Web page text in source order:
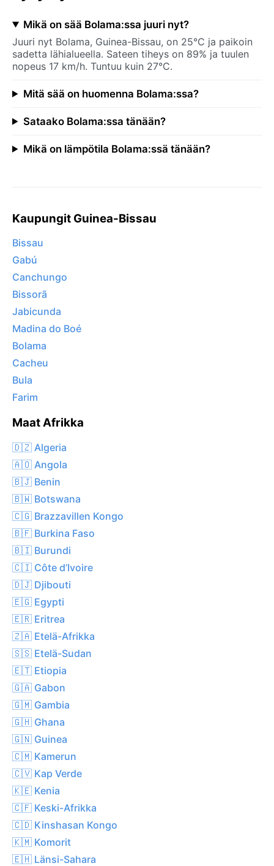
Mikä on sää Bolama:ssa juuri nyt?
Juuri nyt Bolama, Guinea-Bissau, on 25°C ja paikoin
sadetta lähialueella. Sateen tiheys on 89% ja tuulen
nopeus 17 km/h. Tuntuu kuin 27°C.
Mitä sää on huomenna Bolama:ssa?
Sataako Bolama:ssa tänään?
Mikä on lämpötila Bolama:ssä tänään?
Kaupungit Guinea-Bissau
Bissau
Gabú
Canchungo
Bissorã
Jabicunda
Madina do Boé
Bolama
Cacheu
Bula
Farim
Maat Afrikka
🇩🇿 Algeria
🇦🇴 Angola
🇧🇯 Benin
🇧🇼 Botswana
🇨🇬 Brazzavillen Kongo
🇧🇫 Burkina Faso
🇧🇮 Burundi
🇨🇮 Côte d’Ivoire
🇩🇯 Djibouti
🇪🇬 Egypti
🇪🇷 Eritrea
🇿🇦 Etelä-Afrikka
🇸🇸 Etelä-Sudan
🇪🇹 Etiopia
🇬🇦 Gabon
🇬🇲 Gambia
🇬🇭 Ghana
🇬🇳 Guinea
🇨🇲 Kamerun
🇨🇻 Kap Verde
🇰🇪 Kenia
🇨🇫 Keski-Afrikka
🇨🇩 Kinshasan Kongo
🇰🇲 Komorit
🇪🇭 Länsi-Sahara